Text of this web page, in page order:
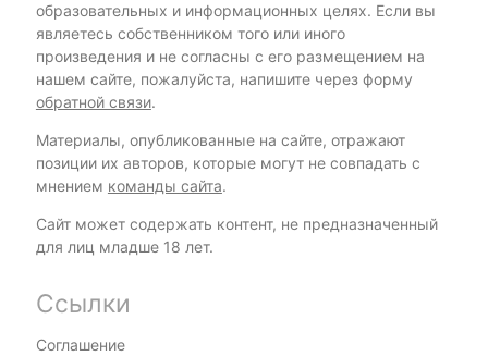
образовательных и информационных целях. Если вы
являетесь собственником того или иного
произведения и не согласны с его размещением на
нашем сайте, пожалуйста, напишите через форму
обратной связи.
Материалы, опубликованные на сайте, отражают
позиции их авторов, которые могут не совпадать с
мнением команды сайта.
Сайт может содержать контент, не предназначенный
для лиц младше 18 лет.
Ссылки
Соглашение